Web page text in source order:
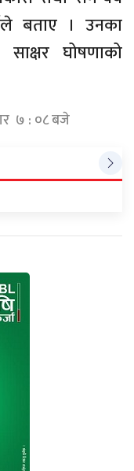
बताए । उनका
घोषणाको
७ : ०८ बजे